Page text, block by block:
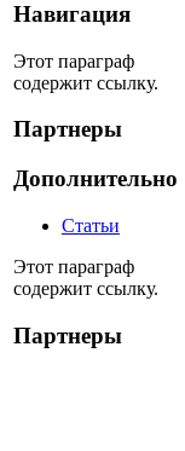
Навигация
Этот параграф
содержит ссылку.
Партнеры
Дополнительно
Статьи
Этот параграф
содержит ссылку.
Партнеры